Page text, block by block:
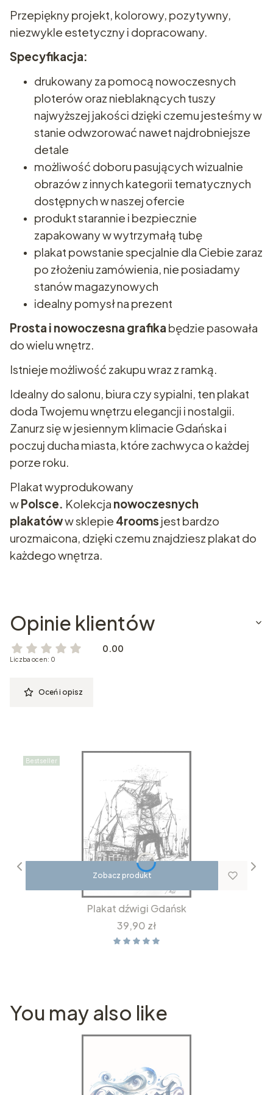
Przepiękny projekt, kolorowy, pozytywny,
niezwykle estetyczny i dopracowany.
Specyfikacja:
drukowany za pomocą nowoczesnych
ploterów oraz nieblaknących tuszy
najwyższej jakości dzięki czemu jesteśmy w
stanie odwzorować nawet najdrobniejsze
detale
możliwość doboru pasujących wizualnie
obrazów z innych kategorii tematycznych
dostępnych w naszej ofercie
produkt starannie i bezpiecznie
zapakowany w wytrzymałą tubę
plakat powstanie specjalnie dla Ciebie zaraz
po złożeniu zamówienia, nie posiadamy
stanów magazynowych
idealny pomysł na prezent
Prosta i nowoczesna grafika będzie pasowała
do wielu wnętrz.
Istnieje możliwość zakupu wraz z ramką.
Idealny do salonu, biura czy sypialni, ten plakat
doda Twojemu wnętrzu elegancji i nostalgii.
Zanurz się w jesiennym klimacie Gdańska i
poczuj ducha miasta, które zachwyca o każdej
porze roku.
Plakat wyprodukowany
wPolsce. Kolekcja nowoczesnych
plakatóww sklepie 4rooms jest bardzo
urozmaicona, dzięki czemu znajdziesz plakat do
każdego wnętrza.
Opinie klientów
0.00
Liczba ocen: 0
Oceń i opisz
Bestseller
Zobacz produkt
Plakat dźwigi Gdańsk
Cena
39,90 zł
You may also like